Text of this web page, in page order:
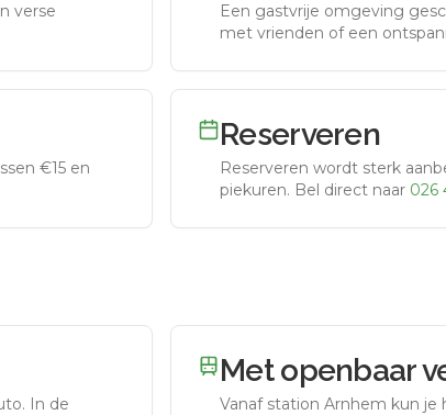
verse
Een gastvrije omgeving
met vrienden of een
€15 en
Reserveren
Reserveren wordt sterk
piekuren. Bel direct naar 026
In de
Met openbaar
Vanaf station Arnhem kun je